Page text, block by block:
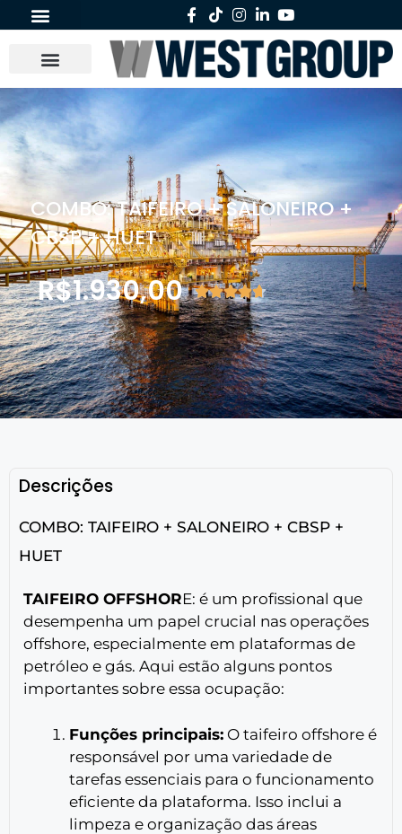
COMBO: TAIFEIRO + SALONEIRO +
CBSP + HUET
R$1.930,00
Descrições
COMBO: TAIFEIRO + SALONEIRO + CBSP +
HUET
TAIFEIRO OFFSHORE: é um profissional que
desempenha um papel crucial nas operações
offshore, especialmente em plataformas de
petróleo e gás. Aqui estão alguns pontos
importantes sobre essa ocupação:
Funções principais: O taifeiro offshore é
responsável por uma variedade de
tarefas essenciais para o funcionamento
eficiente da plataforma. Isso inclui a
limpeza e organização das áreas